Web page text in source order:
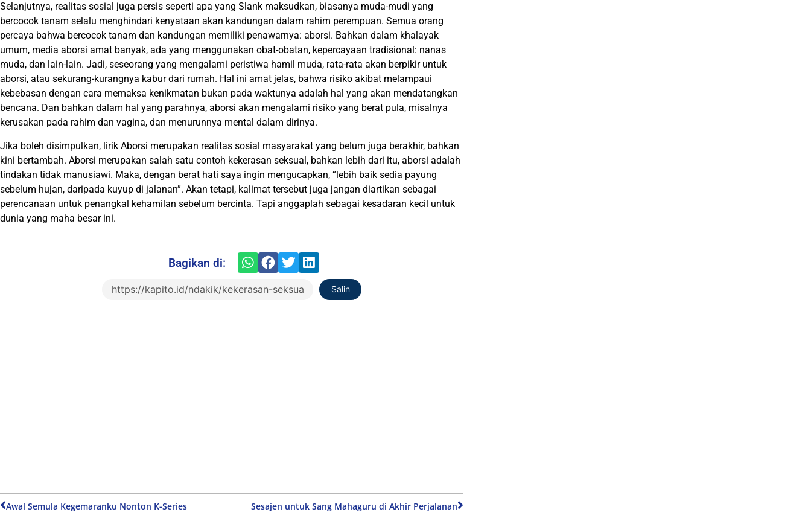
Selanjutnya, realitas sosial juga persis seperti apa yang Slank maksudkan, biasanya muda-mudi yang
bercocok tanam selalu menghindari kenyataan akan kandungan dalam rahim perempuan. Semua orang
percaya bahwa bercocok tanam dan kandungan memiliki penawarnya: aborsi. Bahkan dalam khalayak
umum, media aborsi amat banyak, ada yang menggunakan obat-obatan, kepercayaan tradisional: nanas
muda, dan lain-lain. Jadi, seseorang yang mengalami peristiwa hamil muda, rata-rata akan berpikir untuk
aborsi, atau sekurang-kurangnya kabur dari rumah. Hal ini amat jelas, bahwa risiko akibat melampaui
kebebasan dengan cara memaksa kenikmatan bukan pada waktunya adalah hal yang akan mendatangkan
bencana. Dan bahkan dalam hal yang parahnya, aborsi akan mengalami risiko yang berat pula, misalnya
kerusakan pada rahim dan vagina, dan menurunnya mental dalam dirinya.
Jika boleh disimpulkan, lirik Aborsi merupakan realitas sosial masyarakat yang belum juga berakhir, bahkan
kini bertambah. Aborsi merupakan salah satu contoh kekerasan seksual, bahkan lebih dari itu, aborsi adalah
tindakan tidak manusiawi. Maka, dengan berat hati saya ingin mengucapkan, “lebih baik sedia payung
sebelum hujan, daripada kuyup di jalanan”. Akan tetapi, kalimat tersebut juga jangan diartikan sebagai
perencanaan untuk penangkal kehamilan sebelum bercinta. Tapi anggaplah sebagai kesadaran kecil untuk
dunia yang maha besar ini.
Bagikan di:
Salin
Awal Semula Kegemaranku Nonton K-Series Sesajen untuk Sang Mahaguru di Akhir Perjalanan